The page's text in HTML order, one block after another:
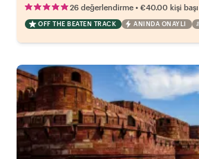
26 değerlendirme • €40.00 kişi başı
OFF THE BEATEN TRACK ANINDA ONAYLI